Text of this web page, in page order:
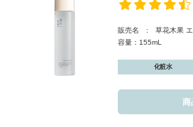
販売名 : 草花木果 エ
容量：155mL
化粧水
商